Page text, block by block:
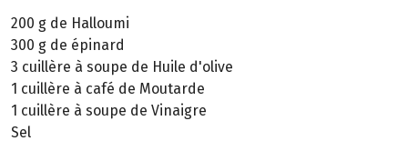
200 g de Halloumi
300 g de épinard
3 cuillère à soupe de Huile d'olive
1 cuillère à café de Moutarde
1 cuillère à soupe de Vinaigre
Sel